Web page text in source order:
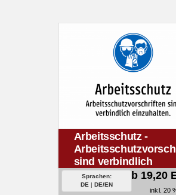
Arbeitsschutz -
sind verbindlich
einzuhalten.
Sprachen:
DE | DE/EN
ab 19,20
inkl. 20